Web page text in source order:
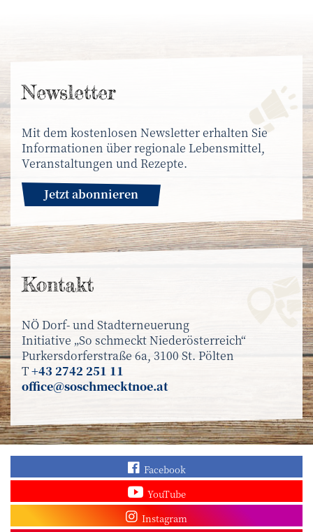
News­letter
Mit dem kostenlosen Newsletter erhalten Sie
Informationen über regionale Lebensmittel,
Veranstaltungen und Rezepte.
Jetzt abonnieren
Kontakt
NÖ Dorf- und Stadterneuerung
Initiative „So schmeckt Niederösterreich“
Purkersdorferstraße 6a, 3100 St. Pölten
T+43 2742 251 11
office@soschmecktnoe.at
Finden Sie „So
Facebook
Sehen Sie mehr
YouTube
Besuchen Sie unser
Instagram